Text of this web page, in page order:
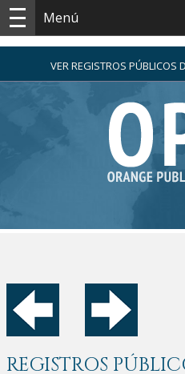
Menú
VER REGISTROS PÚBLICOS
REGISTROS